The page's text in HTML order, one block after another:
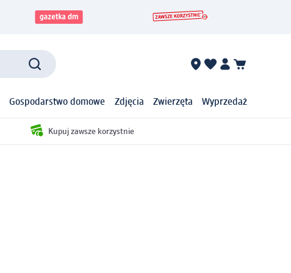
Gospodarstwo domowe Zdjęcia Zwierzęta Wyprzedaż
Kupuj zawsze korzystnie